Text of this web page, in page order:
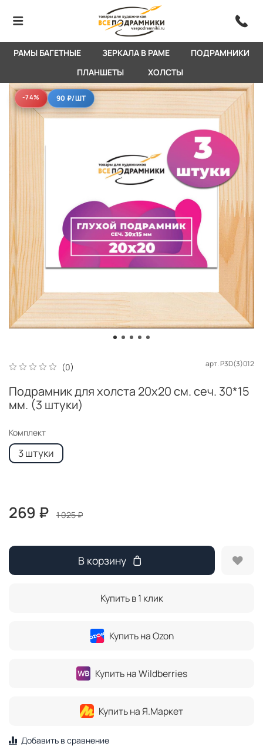
РАМЫ БАГЕТНЫЕ ЗЕРКАЛА В РАМЕ
ПОДРАМНИКИ
ПЛАНШЕТЫ
ХОЛСТЫ
-74%
-74% 90 ₽/ШТ
(0) арт.P3D(3)012
Подрамник для холста 20x20 см. сеч. 30*15
мм. (3 штуки)
Комплект
3 штуки
269 ₽ 1 025 ₽
В корзину
Купить в 1 клик
Купить на Ozon
Купить на Wildberries
Купить на Я.Маркет
Добавить в сравнение